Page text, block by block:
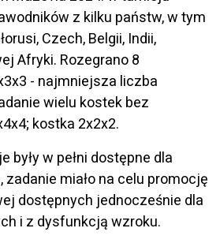
z kilku państw, w tym
Czech, Belgii, Indii,
Afryki. Rozegrano 8
- najmniejsza liczba
wielu kostek bez
kostka 2x2x2.
były w pełni dostępne dla
zadanie miało na celu promocję
dostępnych jednocześnie dla
i z dysfunkcją wzroku.